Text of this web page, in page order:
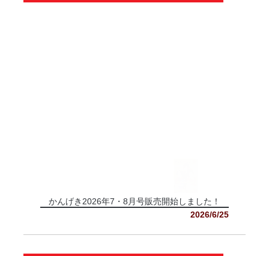
かんげき2026年7・8月号販売開始しました！
2026/6/25